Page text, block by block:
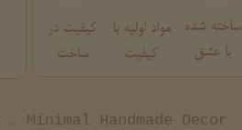
ساخته شده
با عشق
مواد اولیه با
کیفیت
کیفیت در
ساخت
. Minimal Handmade Decor